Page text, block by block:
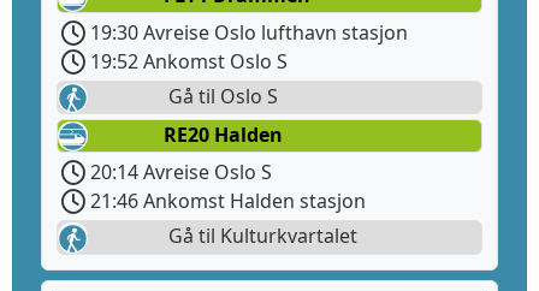
19:30 Avreise Oslo lufthavn stasjon
19:52 Ankomst Oslo S
Gå til Oslo S
RE20 Halden
20:14 Avreise Oslo S
21:46 Ankomst Halden stasjon
Gå til Kulturkvartalet